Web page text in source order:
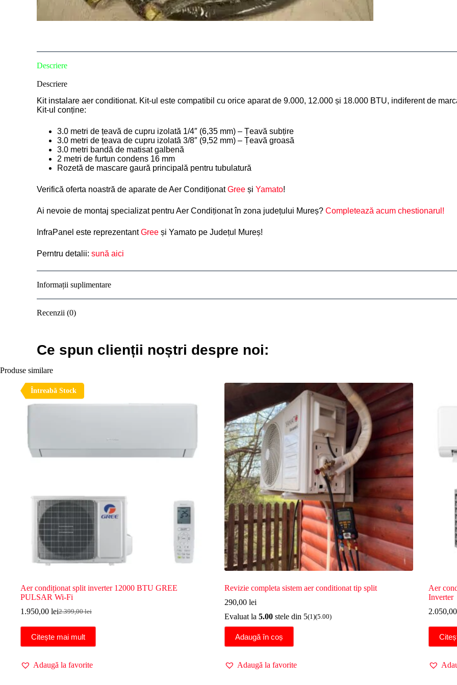
Descriere
Descriere
Kit instalare aer conditionat. Kit-ul este compatibil cu orice aparat de 9.000, 12.000 și 18.000 BTU, indiferent de
Kit-ul conține:
3.0 metri de țeavă de cupru izolată 1/4″ (6,35 mm) – Țeavă subțire
3.0 metri de țeava de cupru izolată 3/8″ (9,52 mm) – Țeavă groasă
3.0 metri bandă de matisat galbenă
2 metri de furtun condens 16 mm
Rozetă de mascare gaură principală pentru tubulatură
Verifică oferta noastră de aparate de Aer CondiționatGree și Yamato!
Ai nevoie de montaj specializat pentru Aer Condiționat în zona județului Mureș? Completează acum chestionarul!
InfraPanel este reprezentantGree și Yamato pe Județul Mureș!
Perntru detalii: sună aici
Informații suplimentare
Recenzii (0)
Ce spun clienții noștri despre noi:
Produse similare
Întreabă Stock
Aer condiționat split inverter 12000 BTU GREE
PULSAR Wi-Fi
2.399,00lei
Prețul
inițial
a
1.950,00 leiPrețul
curent
este:
Citește mai mult
Adaugă la favorite
Revizie completa sistem aer conditionat tip split
290,00 lei
Evaluat la 5.00stele din 5(1)(5.00)
Adaugă în coș
Adaugă la favorite
Aer
Inverter